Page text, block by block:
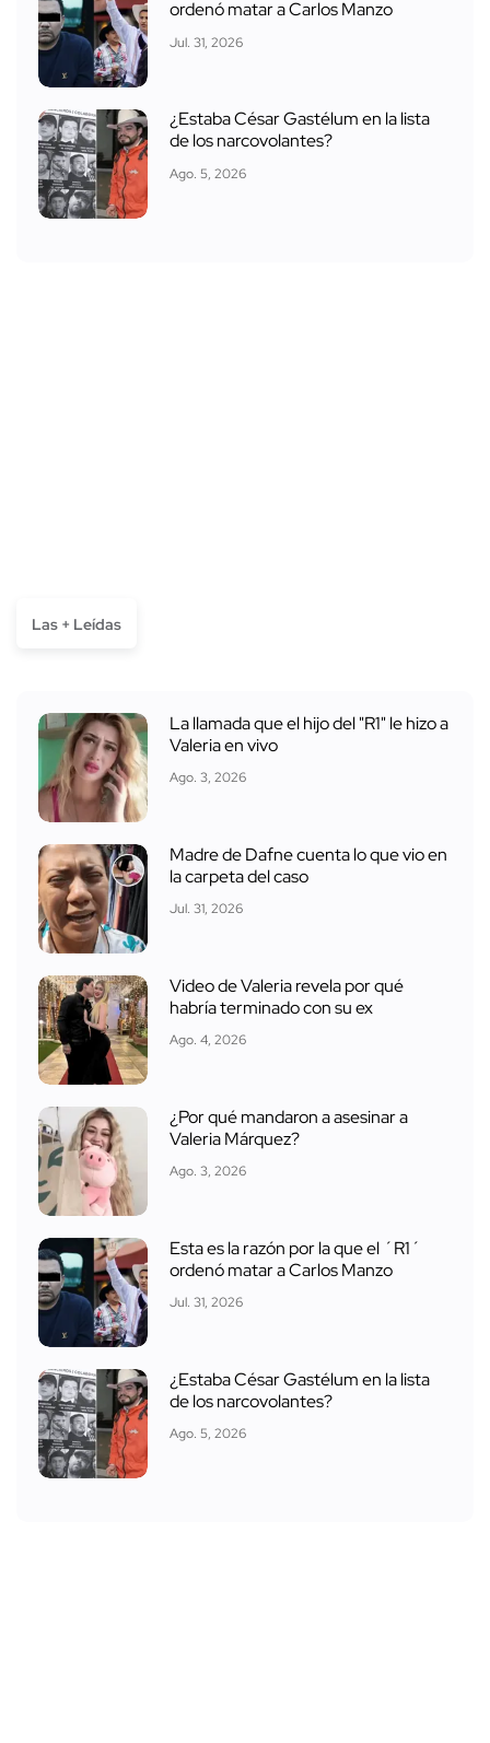
ordenó matar a Carlos Manzo
Jul. 31, 2026
¿Estaba César Gastélum en la lista
de los narcovolantes?
Ago. 5, 2026
Las + Leídas
La llamada que el hijo del "R1" le hizo a
Valeria en vivo
Ago. 3, 2026
Madre de Dafne cuenta lo que vio en
la carpeta del caso
Jul. 31, 2026
Video de Valeria revela por qué
habría terminado con su ex
Ago. 4, 2026
¿Por qué mandaron a asesinar a
Valeria Márquez?
Ago. 3, 2026
Esta es la razón por la que el ´R1´
ordenó matar a Carlos Manzo
Jul. 31, 2026
¿Estaba César Gastélum en la lista
de los narcovolantes?
Ago. 5, 2026